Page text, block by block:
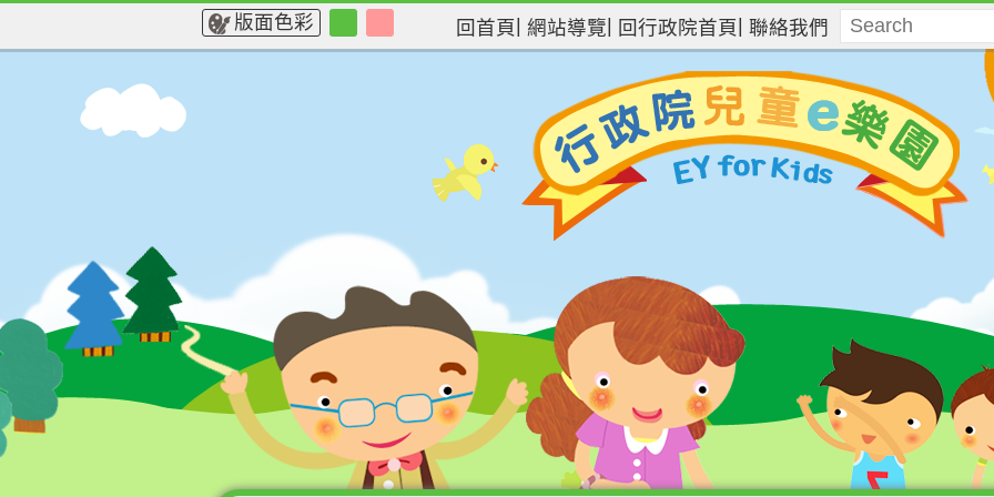
版面色彩 回首頁 網站導覽 回行政院首頁 聯絡我們